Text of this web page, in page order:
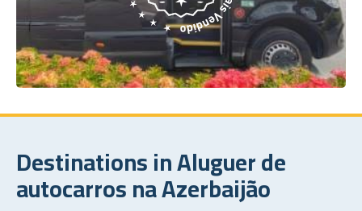
Destinations in Aluguer de
autocarros na Azerbaijão